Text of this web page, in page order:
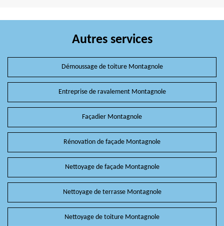
Autres services
Démoussage de toiture Montagnole
Entreprise de ravalement Montagnole
Façadier Montagnole
Rénovation de façade Montagnole
Nettoyage de façade Montagnole
Nettoyage de terrasse Montagnole
Nettoyage de toiture Montagnole